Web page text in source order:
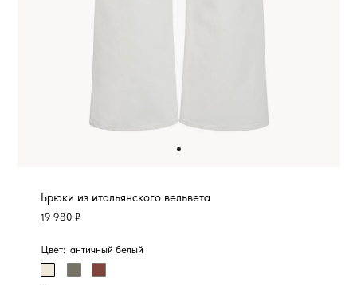
19 980 ₽
Цвет: античный белый
Брюки из итальянского вельвета